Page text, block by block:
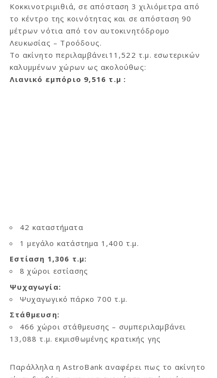
Κοκκινοτριμιθιά, σε απόσταση 3 χιλιόμετρα από
το κέντρο της κοινότητας και σε απόσταση 90
μέτρων νότια από τον αυτοκινητόδρομο
Λευκωσίας – Τροόδους.
Το ακίνητο περιλαμβάνει11,522 τ.μ. εσωτερικών
καλυμμένων χώρων ως ακολούθως:
Λιανικό εμπόριο 9,516 τ.μ :
42 καταστήματα
1 μεγάλο κατάστημα 1,400 τ.μ.
Εστίαση 1,306 τ.μ:
8 χώροι εστίασης
Ψυχαγωγία:
Ψυχαγωγικό πάρκο 700 τ.μ.
Στάθμευση:
466 χώροι στάθμευσης – συμπεριλαμβάνει
13,088 τ.μ. εκμισθωμένης κρατικής γης
Παράλληλα η AstroBank αναφέρει πως το ακίνητο